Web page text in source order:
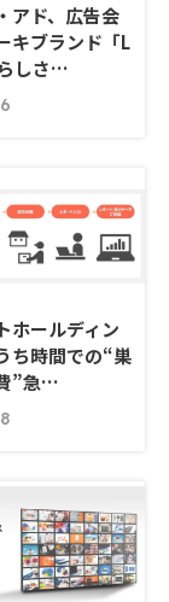
アド、広告会
キブランド「L
しさ…
ホールディン
ち時間での“巣
”急…